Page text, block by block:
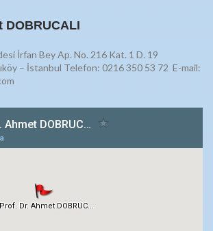
DOBRUCALI
İrfan Bey Ap. No. 216 Kat. 1 D. 19
– İstanbul Telefon: 0216 350 53 72 E-mail: